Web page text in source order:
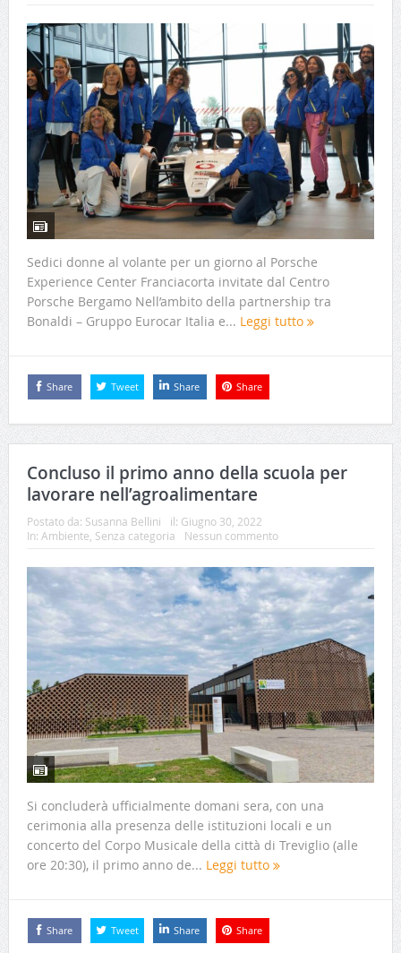
Sedici donne al volante per un giorno al Porsche
Experience Center Franciacorta invitate dal Centro
Porsche Bergamo Nell’ambito della partnership tra
Bonaldi – Gruppo Eurocar Italia e... Leggi tutto
Share Tweet Share Share
Concluso il primo anno della scuola per
lavorare nell’agroalimentare
Postato da: Susanna Bellini il: Giugno 30, 2022
In: Ambiente Senza categoria Nessun commento
Si concluderà ufficialmente domani sera, con una
cerimonia alla presenza delle istituzioni locali e un
concerto del Corpo Musicale della città di Treviglio (alle
ore 20:30), il primo anno de... Leggi tutto
Share Tweet Share Share